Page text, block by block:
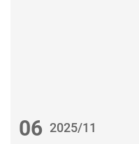
06 2025/11